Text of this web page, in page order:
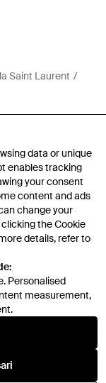
data or unique
enables tracking
your consent
content and ads
change your
the Cookie
details, refer to
Personalised
measurement,
Saint Laurent